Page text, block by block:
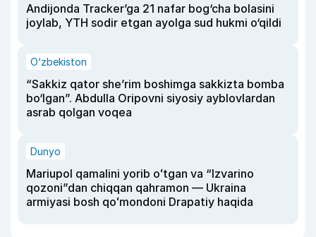
Andijonda Tracker’ga 21 nafar bog‘cha bolasini
joylab, YTH sodir etgan ayolga sud hukmi o‘qildi
O‘zbekiston
“Sakkiz qator she’rim boshimga sakkizta bomba
bo‘lgan”. Abdulla Oripovni siyosiy ayblovlardan
asrab qolgan voqea
Dunyo
Mariupol qamalini yorib oʻtgan va “Izvarino
qozoni”dan chiqqan qahramon — Ukraina
armiyasi bosh qoʻmondoni Drapatiy haqida